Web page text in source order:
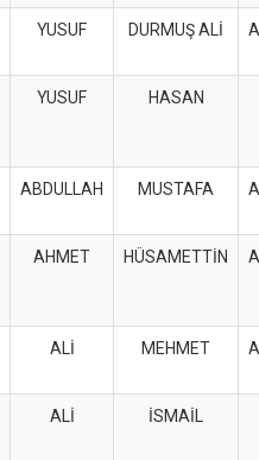
YUSUF DURMUŞ ALİ
YUSUF HASAN
ABDULLAH MUSTAFA
AHMET HÜSAMETTİN
ALİ MEHMET
ALİ İSMAİL